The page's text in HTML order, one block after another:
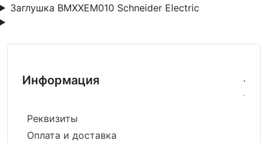
Заглушка BMXXEM010 Schneider Electric
Информация
Реквизиты
Оплата и доставка